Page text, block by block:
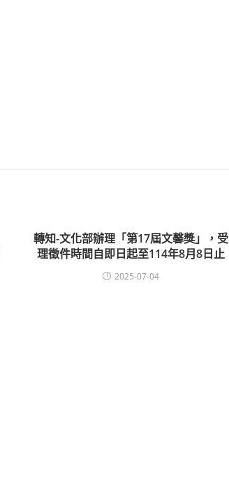
轉知-文化部辦理「第17屆文馨獎」，受
理徵件時間自即日起至114年8月8日止
2025-07-04